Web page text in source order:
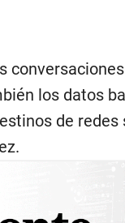
los datos
de